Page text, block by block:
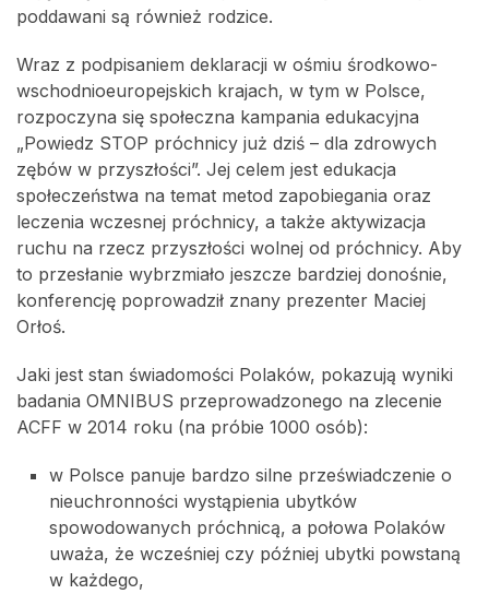
poddawani są również rodzice.
Wraz z podpisaniem deklaracji w ośmiu środkowo-
wschodnioeuropejskich krajach, w tym w Polsce,
rozpoczyna się społeczna kampania edukacyjna
„Powiedz STOP próchnicy już dziś – dla zdrowych
zębów w przyszłości”. Jej celem jest edukacja
społeczeństwa na temat metod zapobiegania oraz
leczenia wczesnej próchnicy, a także aktywizacja
ruchu na rzecz przyszłości wolnej od próchnicy. Aby
to przesłanie wybrzmiało jeszcze bardziej donośnie,
konferencję poprowadził znany prezenter Maciej
Orłoś.
Jaki jest stan świadomości Polaków, pokazują wyniki
badania OMNIBUS przeprowadzonego na zlecenie
ACFF w 2014 roku (na próbie 1000 osób):
w Polsce panuje bardzo silne przeświadczenie o
nieuchronności wystąpienia ubytków
spowodowanych próchnicą, a połowa Polaków
uważa, że wcześniej czy później ubytki powstaną
w każdego,